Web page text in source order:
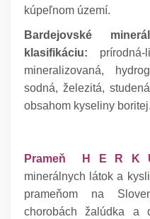
kúpeľnom území.
Bardejovské
klasifikáciu:
mineralizovaná,
sodná, železitá,
obsahom kyseliny boritej.
Prameň H E R K
minerálnych látok a
prameňom na
chorobách žalúdka a